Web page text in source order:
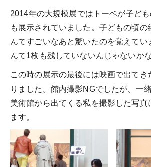
美術館とは思えない外観で戸惑いまし
画館「Fin...
2014年の大規模展ではトーベが子ど
も展示されていました。子どもの頃の
んてすごいなあと驚いたのを覚えてい
んて1枚も残していないんじゃないかな
この時の展示の最後には映画で出てき
りました。館内撮影NGでしたが、一
美術館から出てくる私を撮影した写真
ます。